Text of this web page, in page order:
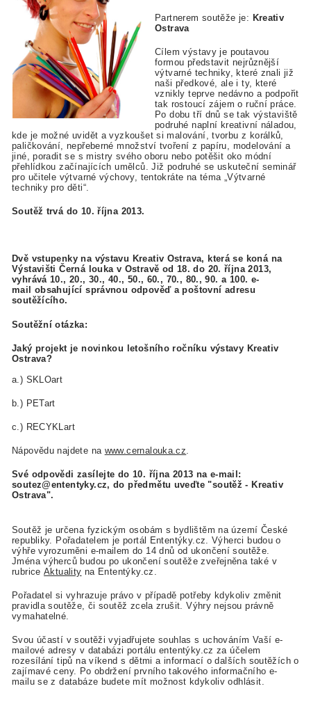
Partnerem soutěže je: Kreativ
Ostrava
Cílem výstavy je poutavou
formou představit nejrůznější
výtvarné techniky, které znali již
naši předkové, ale i ty, které
vznikly teprve nedávno a podpořit
tak rostoucí zájem o ruční práce.
Po dobu tří dnů se tak výstaviště
podruhé naplní kreativní náladou,
kde je možné uvidět a vyzkoušet si malování, tvorbu z korálků,
paličkování, nepřeberné množství tvoření z papíru, modelování a
jiné, poradit se s mistry svého oboru nebo potěšit oko módní
přehlídkou začínajících umělců. Již podruhé se uskuteční seminář
pro učitele výtvarné výchovy, tentokráte na téma „Výtvarné
techniky pro děti“.
Soutěž trvá do 10. října 2013.
Dvě vstupenky na výstavu Kreativ Ostrava, která se koná na
Výstavišti Černá louka v Ostravě od 18. do 20. října 2013,
vyhrává 10., 20., 30., 40., 50., 60., 70., 80., 90. a 100. e-
mail obsahující správnou odpověď a poštovní adresu
soutěžícího.
Soutěžní otázka:
Jaký projekt je novinkou letošního ročníku výstavy Kreativ
Ostrava?
a.) SKLOart
b.) PETart
c.) RECYKLart
Nápovědu najdete na www.cernalouka.cz.
Své odpovědi zasílejte do 10. října 2013 na e-mail:
soutez@ententyky.cz, do předmětu uveďte "soutěž - Kreativ
Ostrava".
Soutěž je určena fyzickým osobám s bydlištěm na území České
republiky. Pořadatelem je portál Ententýky.cz. Výherci budou o
výhře vyrozuměni e-mailem do 14 dnů od ukončení soutěže.
Jména výherců budou po ukončení soutěže zveřejněna také v
rubriceAktuality na Ententýky.cz.
Pořadatel si vyhrazuje právo v případě potřeby kdykoliv změnit
pravidla soutěže, či soutěž zcela zrušit. Výhry nejsou právně
vymahatelné.
Svou účastí v soutěži vyjadřujete souhlas s uchováním Vaší e-
mailové adresy v databázi portálu ententýky.cz za účelem
rozesílání tipů na víkend s dětmi a informací o dalších soutěžích o
zajímavé ceny. Po obdržení prvního takového informačního e-
mailu se z databáze budete mít možnost kdykoliv odhlásit.